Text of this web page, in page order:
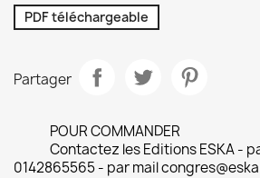
PDF téléchargeable
Partager
POUR COMMANDER
Contactez les Editions ESKA -
0142865565 - par mail